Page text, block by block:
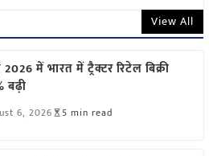
View All
में भारत में ट्रैक्टर रिटेल बिक्री
बढ़ी
6, 2026 5 min read